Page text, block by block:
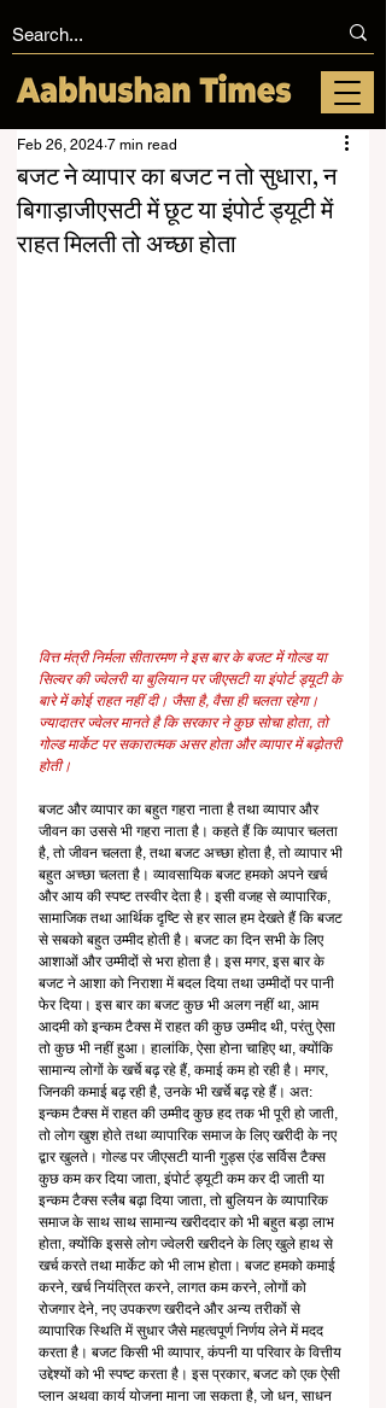
बजट ने व्यापार का बजट न तो सुधारा, न
बिगाड़ाजीएसटी में छूट या इंपोर्ट ड्यूटी में
राहत मिलती तो अच्छा होता
Feb 26, 2024 7 min read
वित्त मंत्री निर्मला सीतारमण ने इस बार के बजट में गोल्ड या
सिल्वर की ज्वेलरी या बुलियान पर जीएसटी या इंपोर्ट ड्यूटी के
बारे में कोई राहत नहीं दी। जैसा है, वैसा ही चलता रहेगा।
ज्यादातर ज्वेलर मानते है कि सरकार ने कुछ सोचा होता, तो
गोल्ड मार्केट पर सकारात्मक असर होता और व्यापार में बढ़ोतरी
होती।
बजट और व्यापार का बहुत गहरा नाता है तथा व्यापार और
जीवन का उससे भी गहरा नाता है। कहते हैं कि व्यापार चलता
है, तो जीवन चलता है, तथा बजट अच्छा होता है, तो व्यापार भी
बहुत अच्छा चलता है। व्यावसायिक बजट हमको अपने खर्च
और आय की स्पष्ट तस्वीर देता है। इसी वजह से व्यापारिक,
सामाजिक तथा आर्थिक दृष्टि से हर साल हम देखते हैं कि बजट
से सबको बहुत उम्मीद होती है। बजट का दिन सभी के लिए
आशाओं और उम्मीदों से भरा होता है। इस मगर, इस बार के
बजट ने आशा को निराशा में बदल दिया तथा उम्मीदों पर पानी
फेर दिया। इस बार का बजट कुछ भी अलग नहीं था, आम
आदमी को इन्कम टैक्स में राहत की कुछ उम्मीद थी, परंतु ऐसा
तो कुछ भी नहीं हुआ। हालांकि, ऐसा होना चाहिए था, क्योंकि
सामान्य लोगों के खर्चे बढ़ रहे हैं, कमाई कम हो रही है। मगर,
जिनकी कमाई बढ़ रही है, उनके भी खर्चे बढ़ रहे हैं। अत:
इन्कम टैक्स में राहत की उम्मीद कुछ हद तक भी पूरी हो जाती,
तो लोग खुश होते तथा व्यापारिक समाज के लिए खरीदी के नए
द्वार खुलते। गोल्ड पर जीएसटी यानी गुड्स एंड सर्विस टैक्स
कुछ कम कर दिया जाता, इंपोर्ट ड्यूटी कम कर दी जाती या
इन्कम टैक्स स्लैब बढ़ा दिया जाता, तो बुलियन के व्यापारिक
समाज के साथ साथ सामान्य खरीददार को भी बहुत बड़ा लाभ
होता, क्योंकि इससे लोग ज्वेलरी खरीदने के लिए खुले हाथ से
खर्च करते तथा मार्केट को भी लाभ होता। बजट हमको कमाई
करने, खर्च नियंत्रित करने, लागत कम करने, लोगों को
रोजगार देने, नए उपकरण खरीदने और अन्य तरीकों से
व्यापारिक स्थिति में सुधार जैसे महत्वपूर्ण निर्णय लेने में मदद
करता है। बजट किसी भी व्यापार, कंपनी या परिवार के वित्तीय
उद्देश्यों को भी स्पष्ट करता है। इस प्रकार, बजट को एक ऐसी
प्लान अथवा कार्य योजना माना जा सकता है, जो धन, साधन